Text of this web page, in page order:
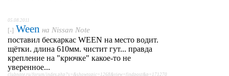
05.08.2011
[-] Ween на Nissan Note
поставил бескаркас WEEN на место водит.
щётки. длина 610мм. чистит гут... правда
крепление на "крючке" какое-то не
уверенное...
clubnote.ru/forum/index.php?s=&showtopic=1268&view=findpost&p=171270